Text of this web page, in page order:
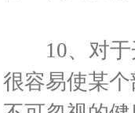
10、对于开
很容易使某